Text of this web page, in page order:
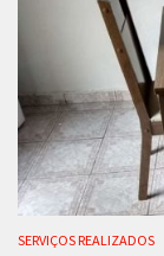
SERVIÇOS REALIZADOS